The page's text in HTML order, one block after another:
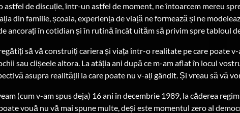
astfel de discuție, într-un astfel de moment, ne întoarcem mereu
din familie, școala, experiența de viață ne formează și ne
ancorați în cotidian și în rutină încât uităm să privim spre tabloul
să vă construiți cariera și viața într-o realitate pe care poate
sau clișeele altora. La atâția ani după ce m-am aflat în locul
asupra realității la care poate nu v-ați gândit. Și vreau să vă
(cum v-am spus deja) 16 ani în decembrie 1989, la căderea
vouă nu vă mai spune multe, deși este momentul zero al